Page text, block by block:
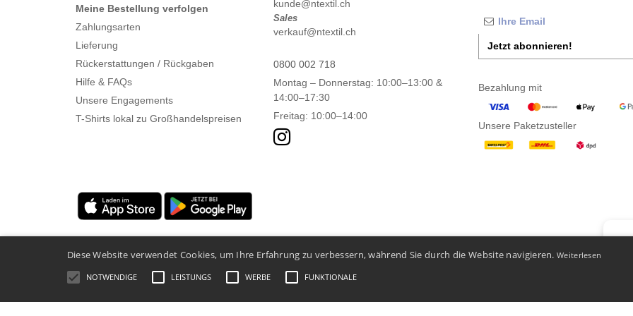
Meine Bestellung verfolgen
Zahlungsarten
Lieferung
Rückerstattungen / Rückgaben
Hilfe & FAQs
Unsere Engagements
T-Shirts lokal zu Großhandelspreisen
kunde@ntextil.ch
Sales
verkauf@ntextil.ch
0800 002 718
Montag – Donnerstag: 10:00–13:00 &
14:00–17:30
Freitag: 10:00–14:00
Jetzt abonnieren!
Bezahlung mit
Unsere Paketzusteller
Rechtliche Hinweise Datenschutzbestimmungen-Bedingungen und Konditionen
Diese Website verwendet Cookies, um Ihre Erfahrung zu verbessern, während Sie durch die Website navigieren.Weiterlesen
NOTWENDIGE LEISTUNGS WERBE FUNKTIONALE